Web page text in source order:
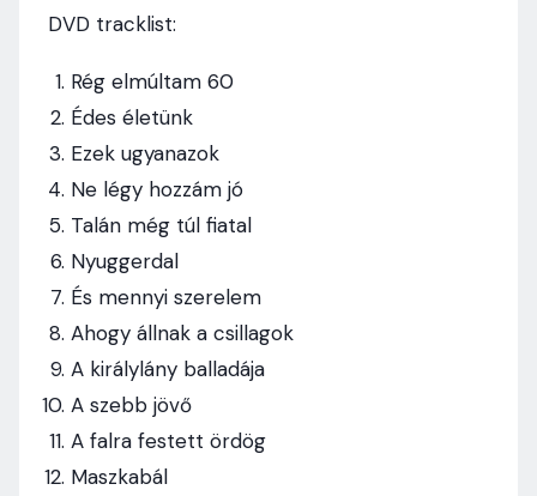
DVD tracklist:
Rég elmúltam 60
Édes életünk
Ezek ugyanazok
Ne légy hozzám jó
Talán még túl fiatal
Nyuggerdal
És mennyi szerelem
Ahogy állnak a csillagok
A királylány balladája
A szebb jövő
A falra festett ördög
Maszkabál